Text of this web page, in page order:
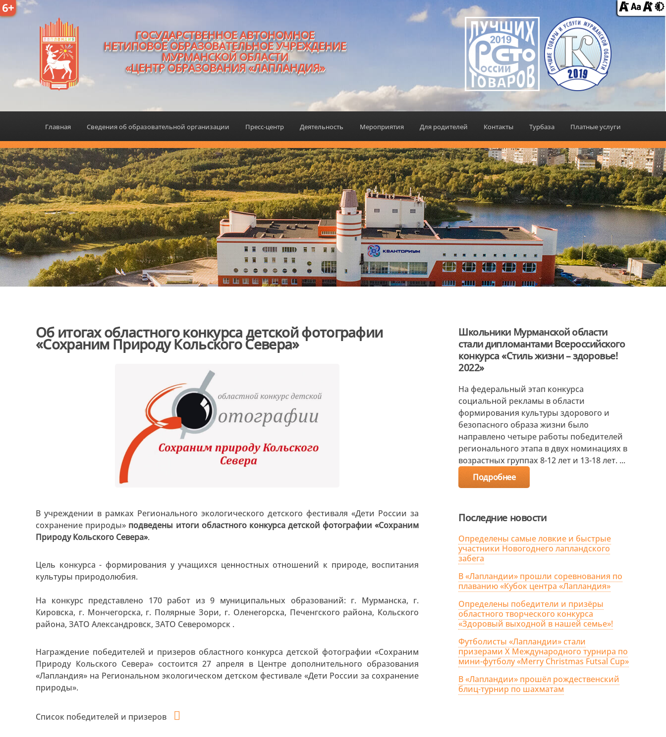
6+
ГОСУДАРСТВЕННОЕ АВТОНОМНОЕ
НЕТИПОВОЕ ОБРАЗОВАТЕЛЬНОЕ УЧРЕЖДЕНИЕ
МУРМАНСКОЙ ОБЛАСТИ
«ЦЕНТР ОБРАЗОВАНИЯ «ЛАПЛАНДИЯ»
Главная Сведения об образовательной организации Пресс-центр Деятельность Мероприятия Для родителей Контакты Турбаза Платные услуги
Об итогах областного конкурса детской фотографии
«Сохраним Природу Кольского Севера»
В учреждении в рамках Регионального экологического детского фестиваля «Дети России за
сохранение природы» подведены итоги областного конкурса детской фотографии «Сохраним
Природу Кольского Севера».
Цель конкурса - формирования у учащихся ценностных отношений к природе, воспитания
культуры природолюбия.
На конкурс представлено 170 работ из 9 муниципальных образований: г. Мурманска, г.
Кировска, г. Мончегорска, г. Полярные Зори, г. Оленегорска, Печенгского района, Кольского
района, ЗАТО Александровск, ЗАТО Североморск .
Награждение победителей и призеров областного конкурса детской фотографии «Сохраним
Природу Кольского Севера» состоится 27 апреля в Центре дополнительного образования
«Лапландия» на Региональном экологическом детском фестивале «Дети России за сохранение
природы».
Список победителей и призеров
Школьники Мурманской области
стали дипломантами Всероссийского
конкурса «Стиль жизни – здоровье!
2022»
На федеральный этап конкурса
социальной рекламы в области
формирования культуры здорового и
безопасного образа жизни было
направлено четыре работы победителей
регионального этапа в двух номинациях в
возрастных группах 8-12 лет и 13-18 лет. ...
Подробнее
Последние новости
Определены самые ловкие и быстрые
участники Новогоднего лапландского
забега
В «Лапландии» прошли соревнования по
плаванию «Кубок центра «Лапландия»
Определены победители и призёры
областного творческого конкурса
«Здоровый выходной в нашей семье»!
Футболисты «Лапландии» стали
призерами X Международного турнира по
мини-футболу «Merry Christmas Futsal Cup»
В «Лапландии» прошёл рождественский
блиц-турнир по шахматам